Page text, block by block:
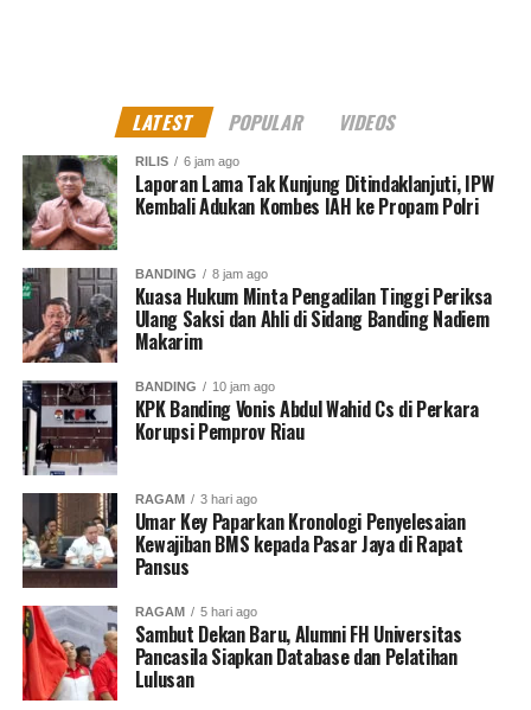
Ketika persidangan berlangsung, baik Kosasih maupun
kuasa hukumnya menyatakan pikir-pikir dulu terhadap
vonis hakim. Mereka diberikan waktu sepekan untuk
menentukan sikap.
Akibat perbuatannya, Kosasih terbukti melanggar Pasal
2 ayat (1) juncto Pasal 18 UU Tipikor juncto Pasal 55
ayat (1) ke-1 KUHP sebagaimana dakwaan alternatif
pertama.
Sebelumnya Jaksa Penuntut Umum pada komisi
pemberantasan korupsi mengajukan hukuman masing-
masing 10 tahun dan 9 tahun 4 bulan kepada kedua
terdakwa.
Jaksa menilai para terdakwa melakukan investasi pada
produk reksa dana RD I-Next G2 dengan dana
perusahaan sebesar sekitar Rp1 triliun tanpa dukungan
analisis investasi yang memadai. Perbuatan itu, menurut
jaksa, memperkaya diri sendiri maupun pihak lain dan
menimbulkan kerugian keuangan negara.
LATEST POPULAR VIDEOS
RILIS 6 jam ago
Laporan Lama Tak Kunjung Ditindaklanjuti, IPW
Kembali Adukan Kombes IAH ke Propam Polri
BANDING 8 jam ago
Kuasa Hukum Minta Pengadilan Tinggi Periksa
Ulang Saksi dan Ahli di Sidang Banding Nadiem
Makarim
BANDING 10 jam ago
KPK Banding Vonis Abdul Wahid Cs di Perkara
Korupsi Pemprov Riau
RAGAM 3 hari ago
Umar Key Paparkan Kronologi Penyelesaian
Kewajiban BMS kepada Pasar Jaya di Rapat
Pansus
RAGAM 5 hari ago
Sambut Dekan Baru, Alumni FH Universitas
Pancasila Siapkan Database dan Pelatihan
Lulusan